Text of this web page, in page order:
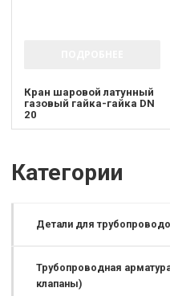
Кран шаровой латунный
газовый гайка-гайка DN
20
Категории
Детали для
Трубопроводная
клапаны)